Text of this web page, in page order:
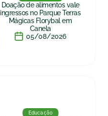
Doação de alimentos vale
ingressos no Parque Terras
Mágicas Florybal em
Canela
05/08/2026
Educação